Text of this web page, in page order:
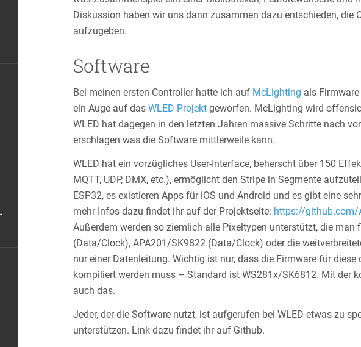
Diskussion haben wir uns dann zusammen dazu entschieden, die
aufzugeben.
Software
Bei meinen ersten Controller hatte ich auf McLighting als
ein Auge auf das WLED-Projekt geworfen. McLighting wird
WLED hat dagegen in den letzten Jahren massive Schritte nach
erschlagen was die Software mittlerweile kann.
WLED hat ein vorzügliches User-Interface, beherscht über 150
MQTT, UDP, DMX, etc.), ermöglicht den Stripe in Segmente
ESP32, es existieren Apps für iOS und Android und es gibt eine
mehr Infos dazu findet ihr auf der Projektseite: https://github.com/
Außerdem werden so ziemlich alle Pixeltypen unterstützt, die man
(Data/Clock), APA201/SK9822 (Data/Clock) oder die
nur einer Datenleitung. Wichtig ist nur, dass die Firmware für
kompiliert werden muss – Standard ist WS281x/SK6812. Mit der
auch das.
Jeder, der die Software nutzt, ist aufgerufen bei WLED etwas zu
unterstützen. Link dazu findet ihr auf Github.